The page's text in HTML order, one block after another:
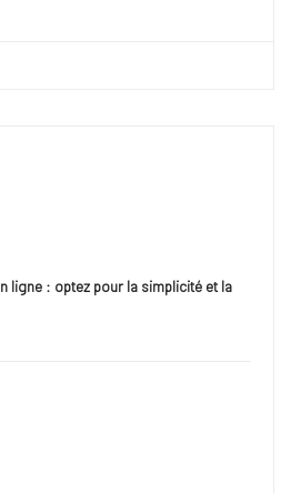
ligne : optez pour la simplicité et la